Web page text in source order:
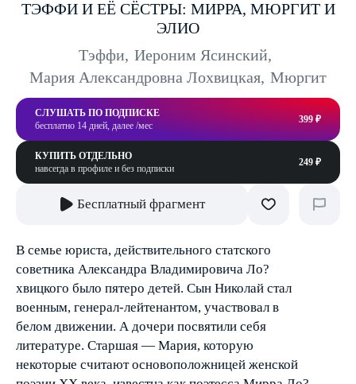
ТЭФФИ И ЕЁ СЁСТРЫ: МИРРА, МЮРГИТ И
ЭЛИО
Тэффи, Иероним Ясинский,
Мария Александровна Лохвицкая, Мюргит
СЛУШАТЬ ПО ПОДПИСКЕ
бесплатно 14 дней, далее /мес
399 ₽
КУПИТЬ ОТДЕЛЬНО
навсегда в профиле и без подписки
249 ₽
Бесплатный фрагмент
В семье юриста, действительного статского
советника Александра Владимировича Ло?
хвицкого было пятеро детей. Сын Николай стал
военным, генерал-лейтенантом, участвовал в
белом движении. А дочери посвятили себя
литературе. Старшая — Мария, которую
некоторые считают основоположницей женской